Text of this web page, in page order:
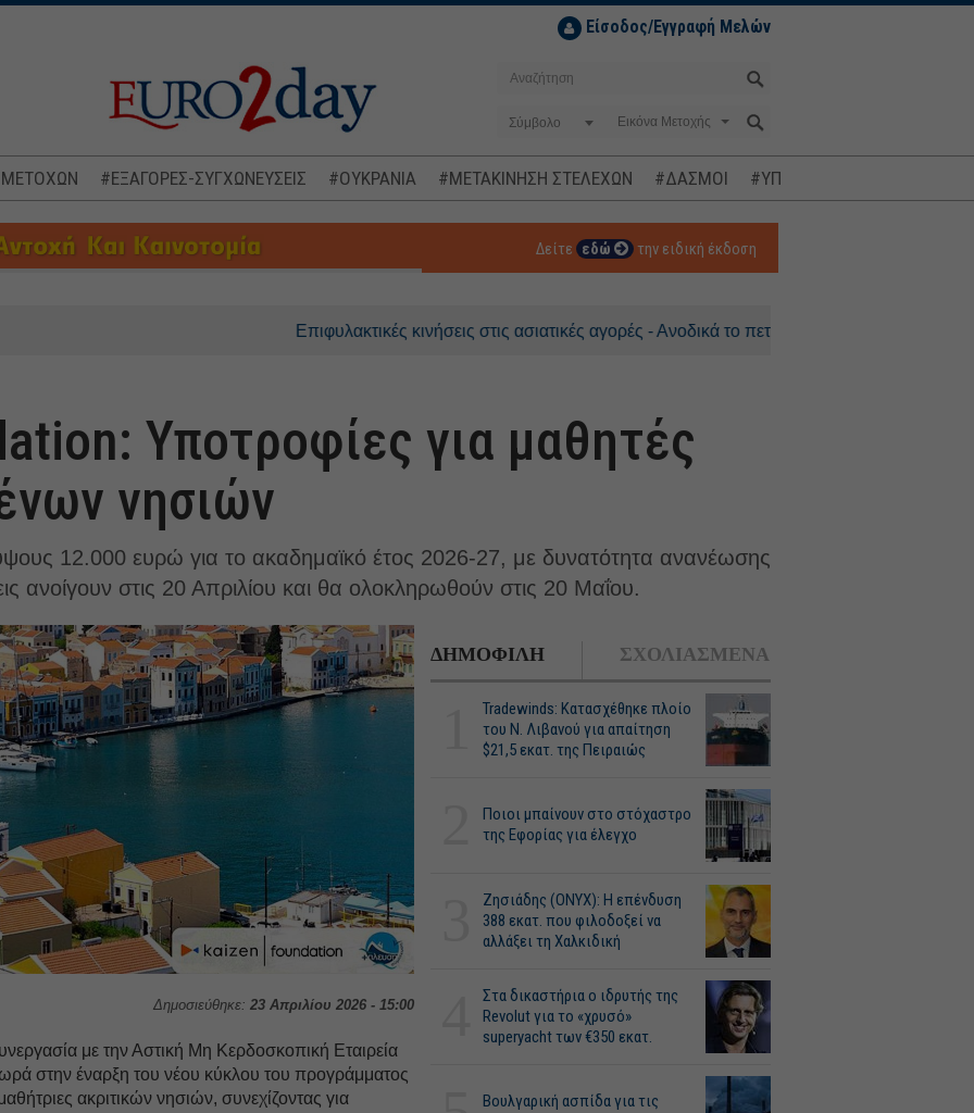
Είσοδος/Εγγραφή Μελών
Σύμβολο
ΜΕΤΟΧΩΝ #ΕΞΑΓΟΡΕΣ-ΣΥΓΧΩΝΕΥΣΕΙΣ #ΟΥΚΡΑΝΙΑ #ΜΕΤΑΚΙΝΗΣΗ ΣΤΕΛΕΧΩΝ #ΔΑΣΜΟΙ #ΥΠΟΚΛΟΠΕΣ
Δείτε εδώ την ειδική έκδοση
Επιφυλακτικές κινήσεις στις ασιατικές αγορές - Ανοδικά το πετρέλαιο
Υποτροφίες για μαθητές
νησιών
12.000 ευρώ για το ακαδημαϊκό έτος 2026-27, με δυνατότητα ανανέωσης
ανοίγουν στις 20 Απριλίου και θα ολοκληρωθούν στις 20 Μαΐου.
Δημοσιεύθηκε: 23 Απριλίου 2026 - 15:00
με την Αστική Μη Κερδοσκοπική Εταιρεία
στην έναρξη του νέου κύκλου του προγράμματος
ακριτικών νησιών, συνεχίζοντας για
ΔΗΜΟΦΙΛΗ ΣΧΟΛΙΑΣΜΕΝΑ
Tradewinds: Κατασχέθηκε πλοίο
του Ν. Λιβανού για απαίτηση
$21,5 εκατ. της Πειραιώς
Ποιοι μπαίνουν στο στόχαστρο
της Εφορίας για έλεγχο
Ζησιάδης (ONYX): Η επένδυση
388 εκατ. που φιλοδοξεί να
αλλάξει τη Χαλκιδική
Στα δικαστήρια ο ιδρυτής της
Revolut για το «χρυσό»
superyacht των €350 εκατ.
Βουλγαρική ασπίδα για τις